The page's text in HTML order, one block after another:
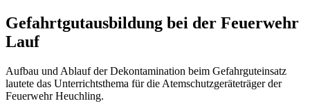
Gefahrtgutausbildung bei der Feuerwehr
Lauf
Aufbau und Ablauf der Dekontamination beim Gefahrguteinsatz
lautete das Unterrichtsthema für die Atemschutzgeräteträger der
Feuerwehr Heuchling.